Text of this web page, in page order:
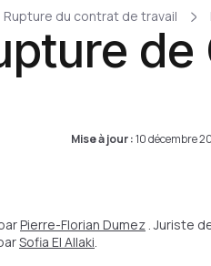
Rupture du contrat de travail
de
Mise à jour :10 décembre
Pierre-Florian Dumez. Juriste
Sofia El Allaki.